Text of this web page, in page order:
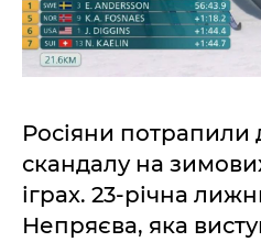
Росіяни потрапили
скандалу на
іграх. 23-річна
Непряєва, яка